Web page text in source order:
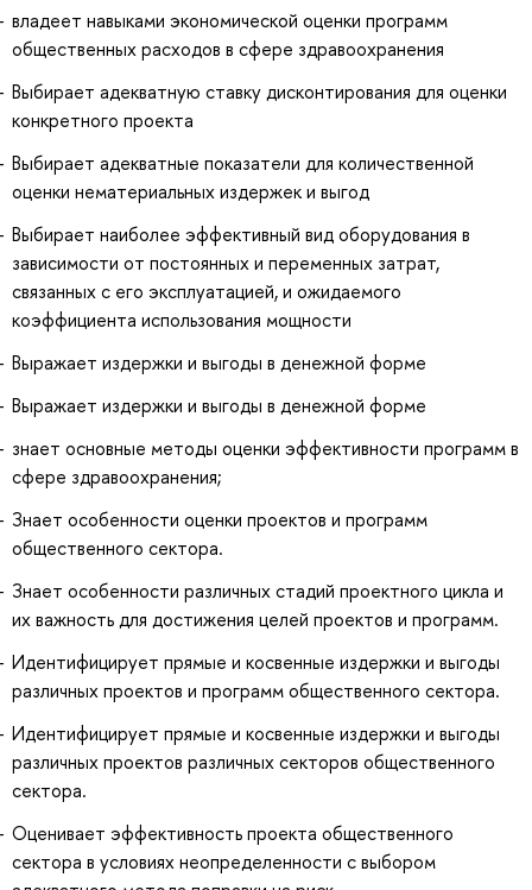
владеет навыками экономической оценки программ
общественных расходов в сфере здравоохранения
Выбирает адекватную ставку дисконтирования для оценки
конкретного проекта
Выбирает адекватные показатели для количественной
оценки нематериальных издержек и выгод
Выбирает наиболее эффективный вид оборудования в
зависимости от постоянных и переменных затрат,
связанных с его эксплуатацией, и ожидаемого
коэффициента использования мощности
Выражает издержки и выгоды в денежной форме
Выражает издержки и выгоды в денежной форме
знает основные методы оценки эффективности программ в
сфере здравоохранения;
Знает особенности оценки проектов и программ
общественного сектора.
Знает особенности различных стадий проектного цикла и
их важность для достижения целей проектов и программ.
Идентифицирует прямые и косвенные издержки и выгоды
различных проектов и программ общественного сектора.
Идентифицирует прямые и косвенные издержки и выгоды
различных проектов различных секторов общественного
сектора.
Оценивает эффективность проекта общественного
сектора в условиях неопределенности с выбором